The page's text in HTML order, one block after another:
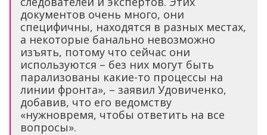
документов очень много, они
специфичны, находятся в разных местах,
а некоторые банально невозможно
изъять, потому что сейчас они
используются – без них могут быть
парализованы какие-то процессы на
линии фронта», – заявил Удовиченко,
добавив, что его ведомству
«нужновремя, чтобы ответить на все
вопросы».